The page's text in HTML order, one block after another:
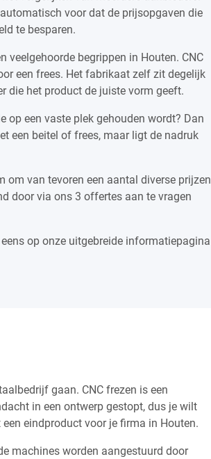
voor dat de prijsopgaven die
te besparen.
veelgehoorde begrippen in Houten. CNC
een frees. Het fabrikaat zelf zit degelijk
die het product de juiste vorm geeft.
op een vaste plek gehouden wordt? Dan
een beitel of frees, maar ligt de nadruk
om van tevoren een aantal diverse prijzen
door via ons 3 offertes aan te vragen
op onze uitgebreide informatiepagina
gaan. CNC frezen is een
in een ontwerp gestopt, dus je wilt
eindproduct voor je firma in Houten.
machines worden aangestuurd door